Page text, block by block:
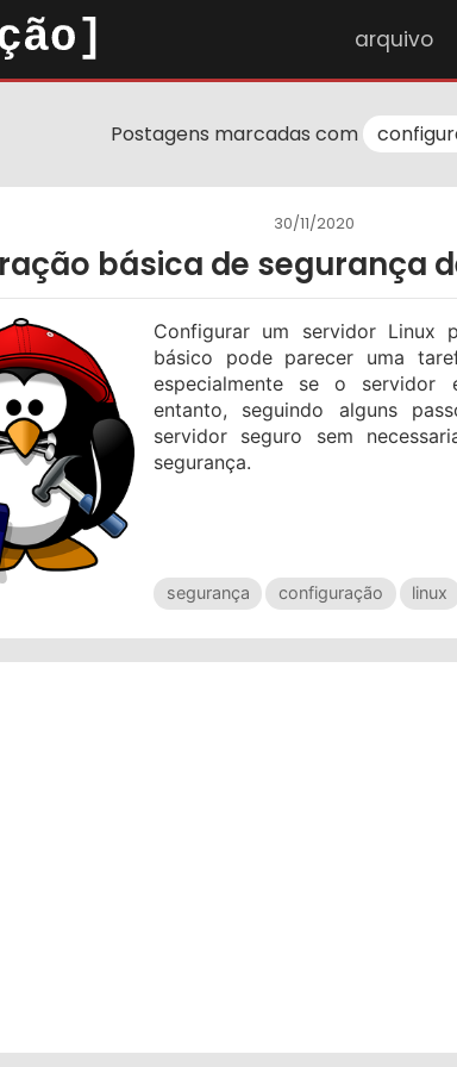
arquivo
Postagens marcadas com
básica de segurança
30/11/2020
Configurar um servidor Linux
básico pode parecer uma
especialmente se o servidor
entanto, seguindo alguns
servidor seguro sem
segurança.
segurança configuração linux